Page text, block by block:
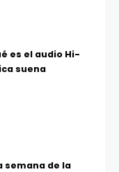
es el audio Hi-
suena
semana de la